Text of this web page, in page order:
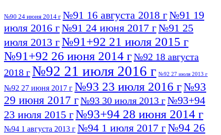
№90 24 июня 2014 г №91 16 августа 2018 г№91 19
июля 2016 г№91 24 июня 2017 г№91 25
июля 2013 г№91+92 21 июля 2015 г
№91+92 26 июня 2014 г№92 18 августа
2018 г№92 21 июля 2016 г №92 27 июля 2013 г
№92 27 июня 2017 г №93 23 июля 2016 г№93
29 июня 2017 г№93 30 июля 2013 г№93+94
23 июля 2015 г№93+94 28 июня 2014 г
№94 1 августа 2013 г №94 1 июля 2017 г№94 26